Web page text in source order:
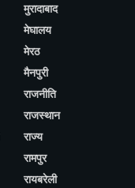
मुरादाबाद
मेघालय
मेरठ
मैनपुरी
राजनीति
राजस्थान
राज्य
रामपुर
रायबरेली